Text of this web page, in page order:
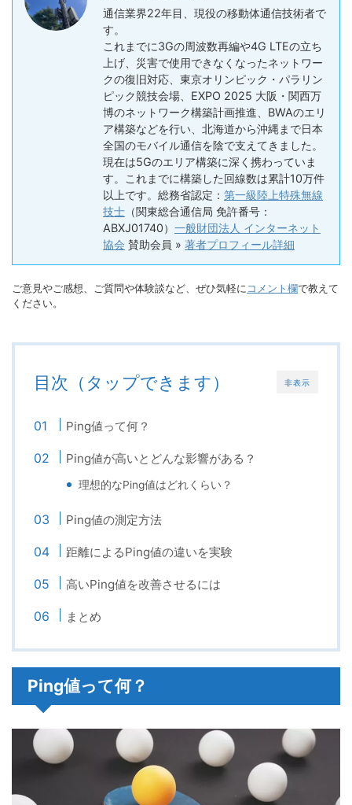
通信業界22年目、現役の移動体通信技術者で
す。
これまでに3Gの周波数再編や4G LTEの立ち
上げ、災害で使用できなくなったネットワー
クの復旧対応、東京オリンピック・パラリン
ピック競技会場、EXPO 2025 大阪・関西万
博のネットワーク構築計画推進、BWAのエリ
ア構築などを行い、北海道から沖縄まで日本
全国のモバイル通信を陰で支えてきました。
現在は5Gのエリア構築に深く携わっていま
す。これまでに構築した回線数は累計10万件
以上です。総務省認定： 第一級陸上特殊無線
技士 （関東総合通信局 免許番号：
ABXJ01740） 一般財団法人 インターネット
協会 賛助会員 » 著者プロフィール詳細
ご意見やご感想、ご質問や体験談など、ぜひ気軽に コメント欄で教えて
ください。
非表示
目次（タップできます）
Ping値って何？
Ping値が高いとどんな影響がある？
理想的なPing値はどれくらい？
Ping値の測定方法
距離によるPing値の違いを実験
高いPing値を改善させるには
まとめ
Ping値って何？